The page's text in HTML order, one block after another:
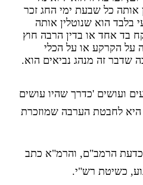
אותה כל שבעת ימי החג זכר
בלבד הוא שנוטלין אותה
בד אחד או בדין הרבה חוץ
על הקרקע או על הכלי
שדבר זה מנהג נביאים הוא.
ועושים 'כדרך שהיו עושים
היא לחבטת הערבה שמוזכרת
כדעת הרמב"ם, והרמ"א כתב
כשיטת רש"י.